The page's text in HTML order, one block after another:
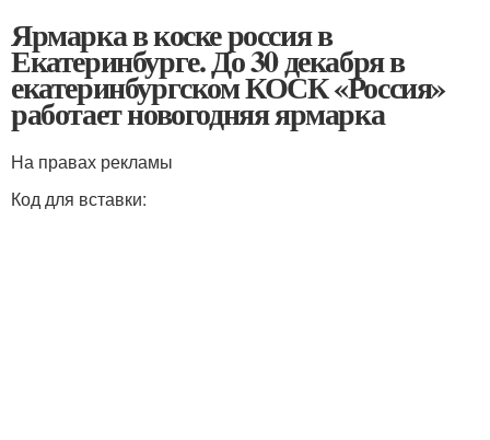
Ярмарка в коске россия в
Екатеринбурге. До 30 декабря в
екатеринбургском КОСК «Россия»
работает новогодняя ярмарка
На правах рекламы
Код для вставки: